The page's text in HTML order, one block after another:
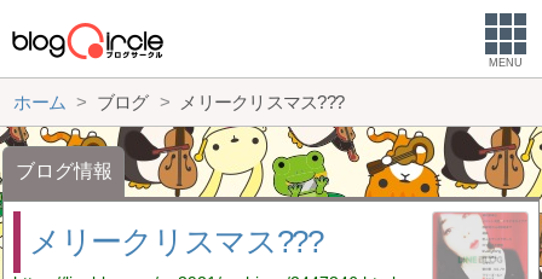
MENU
ホーム ブログ メリークリスマス???
ブログ情報
メリークリスマス???